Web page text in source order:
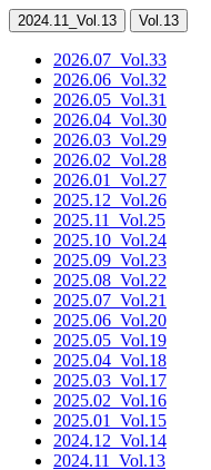
2024.11 _Vol.13 Vol.13
2026.07 _Vol.33
2026.06 _Vol.32
2026.05 _Vol.31
2026.04 _Vol.30
2026.03 _Vol.29
2026.02 _Vol.28
2026.01
_Vol.27
2025.12 _Vol.26
2025.11
_Vol.25
2025.10 _Vol.24
2025.09 _Vol.23
2025.08 _Vol.22
2025.07 _Vol.21
2025.06 _Vol.20
2025.05 _Vol.19
2025.04 _Vol.18
2025.03 _Vol.17
2025.02 _Vol.16
2025.01
_Vol.15
2024.12 _Vol.14
2024.11
_Vol.13